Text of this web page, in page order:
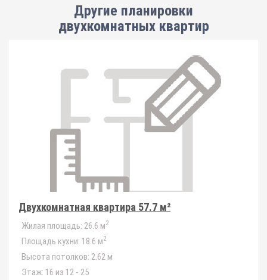
Другие планировки
двухкомнатных квартир
Двухкомнатная квартира 57.7 м²
Жилая площадь: 26.6 м2
Площадь кухни: 18.6 м2
Высота потолков: 2.62 м
Этаж: 16 из 12 - 25